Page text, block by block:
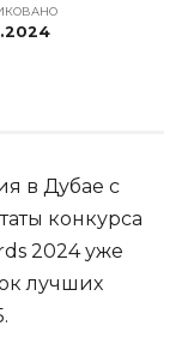
в Дубае с
конкурса
2024 уже
лучших